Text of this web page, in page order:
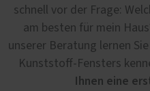
schnell vor der Frage:
am besten für mein
unserer Beratung lernen
Kunststoff-Fensters
Ihnen eine